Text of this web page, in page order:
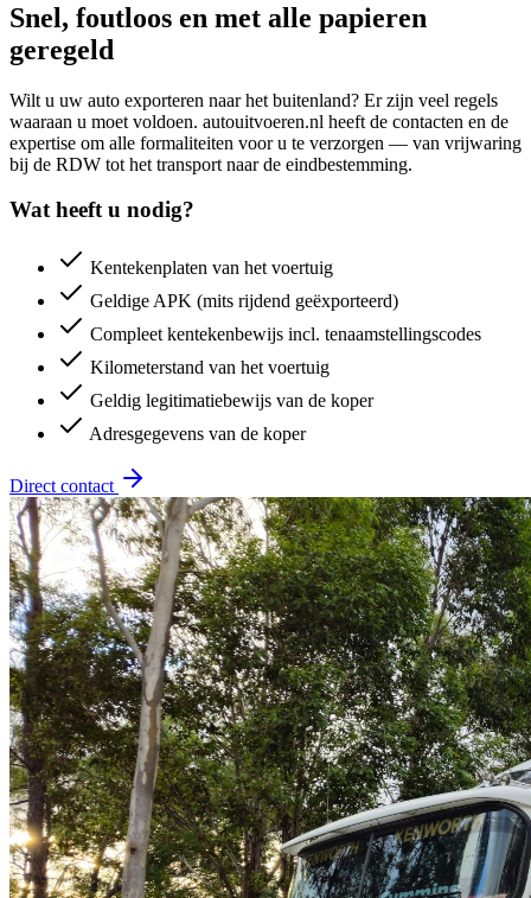
Snel, foutloos en met alle papieren
geregeld
Wilt u uw auto exporteren naar het buitenland? Er zijn veel regels
waaraan u moet voldoen. autouitvoeren.nl heeft de contacten en de
expertise om alle formaliteiten voor u te verzorgen — van vrijwaring
bij de RDW tot het transport naar de eindbestemming.
Wat heeft u nodig?
Kentekenplaten van het voertuig
Geldige APK (mits rijdend geëxporteerd)
Compleet kentekenbewijs incl. tenaamstellingscodes
Kilometerstand van het voertuig
Geldig legitimatiebewijs van de koper
Adresgegevens van de koper
Direct contact